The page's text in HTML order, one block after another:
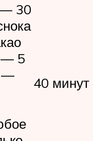
— 30
— 5
—
40 минут